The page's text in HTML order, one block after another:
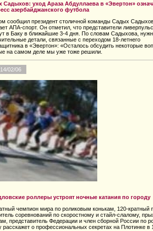
Садыхов: уход Араза Абдуллаева в «Эвертон»
азербайджанского футбола
сообщил президент столичной команды Садых
АПА-спорт. Он отметил, что представители
в Баку в ближайшие 3-4 дня. По словам Садыхова,
детали, связанные с переходом 18-летнего
в «Эвертон»: «Осталось обсудить некоторые
на самом деле мы уже тоже решили.
02/06
роллеры устроят ночные катания по городу
чемпион мира по роликовым конькам, 120-кратный
соревнований по скоростному и стайл-слалому,
представитель Федерации и член сборной России по
расскажет о профессиональных секретах на Плотинке в